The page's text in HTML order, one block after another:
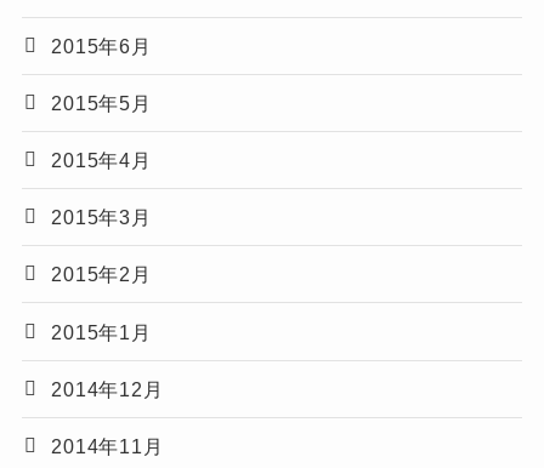
2015年6月
2015年5月
2015年4月
2015年3月
2015年2月
2015年1月
2014年12月
2014年11月